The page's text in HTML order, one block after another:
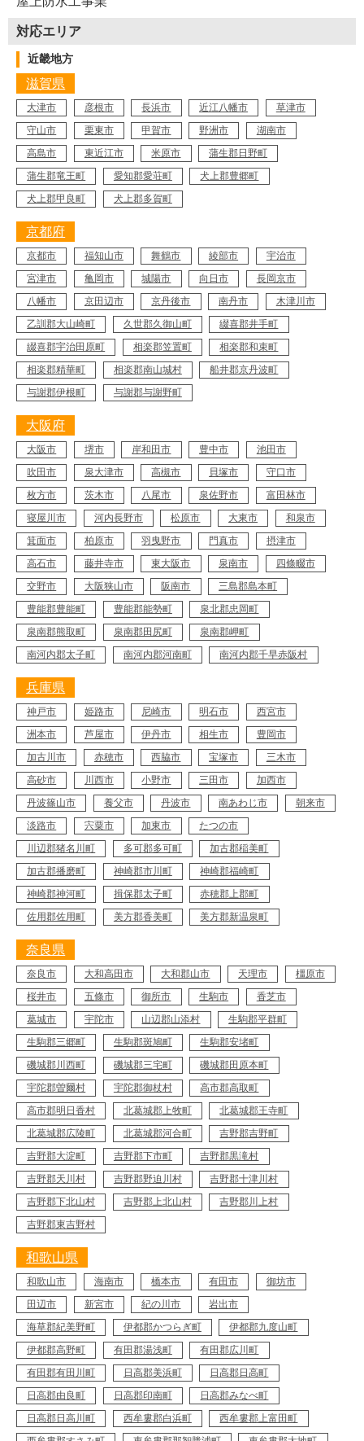
工事店番号 Y28-AZY
対応エリア
近畿地方
滋賀県
大津市 彦根市 長浜市 近江八幡市
草津市
守山市
栗東市 甲賀市 野洲市
湖南市
高島市
東近江市 米原市
蒲生郡日野町
蒲生郡竜王町
愛知郡愛荘町
犬上郡豊郷町
犬上郡甲良町
犬上郡多賀町
京都府
京都市 福知山市 舞鶴市 綾部市
宇治市
宮津市
亀岡市 城陽市 向日市
長岡京市
八幡市
京田辺市 京丹後市 南丹市
木津川市
乙訓郡大山崎町
久世郡久御山町
綴喜郡井手町
綴喜郡宇治田原町
相楽郡笠置町
相楽郡和束町
相楽郡精華町
相楽郡南山城村
船井郡京丹波町
与謝郡伊根町
与謝郡与謝野町
大阪府
大阪市 堺市 岸和田市 豊中市
池田市
吹田市
泉大津市 高槻市 貝塚市
守口市
枚方市
茨木市 八尾市 泉佐野市
富田林市
寝屋川市
河内長野市 松原市 大東市
和泉市
箕面市
柏原市 羽曳野市 門真市
摂津市
高石市
藤井寺市 東大阪市 泉南市
四條畷市
交野市
大阪狭山市 阪南市
三島郡島本町
豊能郡豊能町
豊能郡能勢町
泉北郡忠岡町
泉南郡熊取町
泉南郡田尻町
泉南郡岬町
南河内郡太子町
南河内郡河南町 南河内郡千早赤阪村
兵庫県
神戸市 姫路市 尼崎市 明石市
西宮市
洲本市
芦屋市 伊丹市 相生市
豊岡市
加古川市
赤穂市 西脇市 宝塚市
三木市
高砂市
川西市 小野市 三田市
加西市
丹波篠山市
養父市 丹波市 南あわじ市
朝来市
淡路市
宍粟市 加東市
たつの市
川辺郡猪名川町
多可郡多可町
加古郡稲美町
加古郡播磨町
神崎郡市川町
神崎郡福崎町
神崎郡神河町
揖保郡太子町
赤穂郡上郡町
佐用郡佐用町
美方郡香美町 美方郡新温泉町
奈良県
奈良市 大和高田市 大和郡山市 天理市
橿原市
桜井市
五條市 御所市 生駒市
香芝市
葛城市
宇陀市 山辺郡山添村
生駒郡平群町
生駒郡三郷町
生駒郡斑鳩町
生駒郡安堵町
磯城郡川西町
磯城郡三宅町
磯城郡田原本町
宇陀郡曽爾村
宇陀郡御杖村
高市郡高取町
高市郡明日香村
北葛城郡上牧町
北葛城郡王寺町
北葛城郡広陵町
北葛城郡河合町
吉野郡吉野町
吉野郡大淀町
吉野郡下市町
吉野郡黒滝村
吉野郡天川村
吉野郡野迫川村
吉野郡十津川村
吉野郡下北山村
吉野郡上北山村
吉野郡川上村
吉野郡東吉野村
和歌山県
和歌山市 海南市 橋本市 有田市
御坊市
田辺市
新宮市 紀の川市
岩出市
海草郡紀美野町
伊都郡かつらぎ町
伊都郡九度山町
伊都郡高野町
有田郡湯浅町
有田郡広川町
有田郡有田川町
日高郡美浜町
日高郡日高町
日高郡由良町
日高郡印南町
日高郡みなべ町
日高郡日高川町
西牟婁郡白浜町
西牟婁郡上富田町